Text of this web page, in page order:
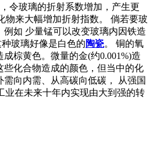
令玻璃的折射系数增加，产生更
物来大幅增加折射指数。 倘若要玻
如 少量锰可以改变玻璃内因铁造
玻璃好像是白色的陶瓷。 铜的氧
棕黄色。微量的金(约0.001%)造
些化合物造成的颜色，但当中的化
向内需、从高碳向低碳， 从强国
业在未来十年内实现由大到强的转